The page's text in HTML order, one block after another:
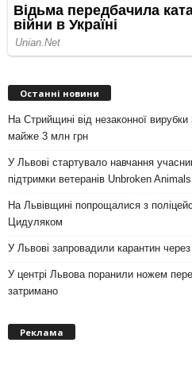
Останні новини
На Стрийщині від незаконної
майже 3 млн грн
У Львові стартувало навчання
підтримки ветеранів Unbroken Animals
На Львівщині попрощалися з
Цидуляком
У Львові запровадили карантин
У центрі Львова поранили ножем
затримано
Реклама